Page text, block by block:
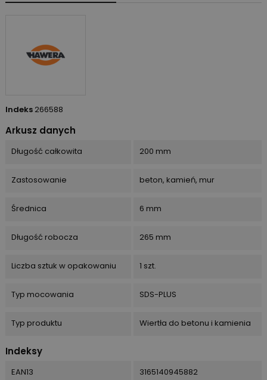
Indeks 266588
Arkusz danych
Długość całkowita 200 mm
Zastosowanie beton, kamień, mur
Średnica 6 mm
Długość robocza 265 mm
Liczba sztuk w opakowaniu 1 szt.
Typ mocowania SDS-PLUS
Typ produktu Wiertła do betonu i kamienia
Indeksy
EAN13 3165140945882